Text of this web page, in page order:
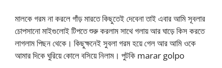
মালকে গরম না করলে গাঁড় মারতে কিছুতেই দেবেনা তাই এবার আমি সূবলার
চোপসানো মাইগুলোই টিপতে শুরু করলাম সাথে গলায় আর ঘাড়ে কিস করতে
লাগলাম পিছন থেকে। কিছুক্ষনেই সুবলা গরম হয়ে গেল আর আমি ওকে
আমার দিকে ঘুরিয়ে কোলে বসিয়ে নিলাম। পুটকি marar golpo